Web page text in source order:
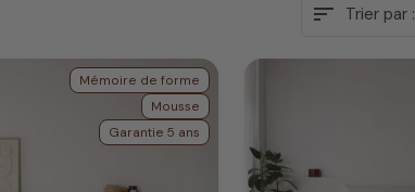
trouvée en Europe. Chez Matelas No
etc. Tous nos matelas Queen Size sont
sort Trier par :
Mémoire de forme
Mousse
Garantie 5 ans